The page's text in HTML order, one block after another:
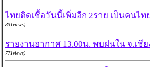
ไทยติดเชื้อวันนี้เพิ่มอีก 2ราย เป็นคนไท
831views)
รายงานอากาศ 13.00น. พบฝนใน จ.เชี
771views)